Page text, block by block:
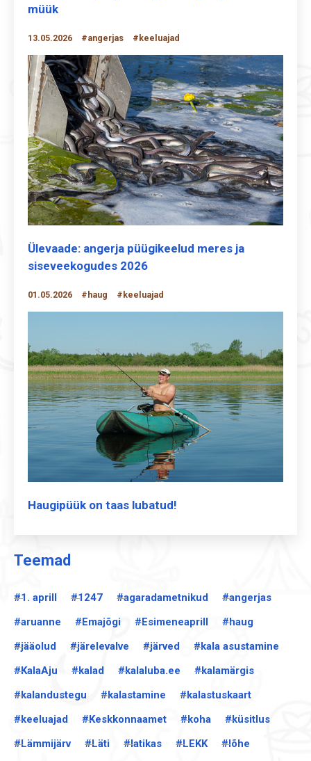
Teemad
#1. aprill #1247 #agaradametnikud
#angerjas
#aruanne
#Emajõgi #Esimeneaprill
#haug
#jääolud
#järelevalve #järved
#kala asustamine
#KalaAju
#kalad #kalaluba.ee
#kalamärgis
#kalandustegu
#kalastamine
#kalastuskaart
#keeluajad
#Keskkonnaamet #koha
#küsitlus
#Lämmijärv
#Läti #latikas #LEKK
#lõhe
müük
13.05.2026 #angerjas #keeluajad
Ülevaade: angerja püügikeelud meres ja
siseveekogudes 2026
01.05.2026 #haug #keeluajad
Haugipüük on taas lubatud!